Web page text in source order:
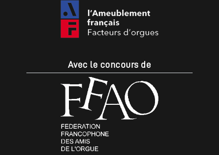
Avec le concours de